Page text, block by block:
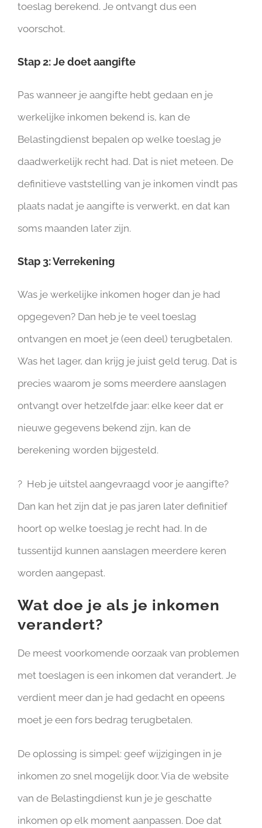
toeslag berekend. Je ontvangt dus een
voorschot.
Stap 2: Je doet aangifte
Pas wanneer je aangifte hebt gedaan en je
werkelijke inkomen bekend is, kan de
Belastingdienst bepalen op welke toeslag je
daadwerkelijk recht had. Dat is niet meteen. De
definitieve vaststelling van je inkomen vindt pas
plaats nadat je aangifte is verwerkt, en dat kan
soms maanden later zijn.
Stap 3: Verrekening
Was je werkelijke inkomen hoger dan je had
opgegeven? Dan heb je te veel toeslag
ontvangen en moet je (een deel) terugbetalen.
Was het lager, dan krijg je juist geld terug. Dat is
precies waarom je soms meerdere aanslagen
ontvangt over hetzelfde jaar: elke keer dat er
nieuwe gegevens bekend zijn, kan de
berekening worden bijgesteld.
? Heb je uitstel aangevraagd voor je aangifte?
Dan kan het zijn dat je pas jaren later definitief
hoort op welke toeslag je recht had. In de
tussentijd kunnen aanslagen meerdere keren
worden aangepast.
Wat doe je als je inkomen
verandert?
De meest voorkomende oorzaak van problemen
met toeslagen is een inkomen dat verandert. Je
verdient meer dan je had gedacht en opeens
moet je een fors bedrag terugbetalen.
De oplossing is simpel: geef wijzigingen in je
inkomen zo snel mogelijk door. Via de website
van de Belastingdienst kun je je geschatte
inkomen op elk moment aanpassen. Doe dat